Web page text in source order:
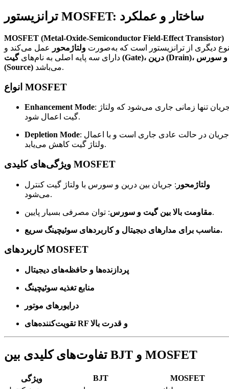
ترانزیستور MOSFET: ساختار و عملکرد
MOSFET (Metal-Oxide-Semiconductor Field-Effect Transistor)
نوع دیگری از ترانزیستور است که به‌صورت ولتاژ‌محور
عمل می‌کند و
دارای سه پایه اصلی به نام‌هایگیت (Gate)، درین (Drain)، و سورس
(Source)
می‌باشد.
انواع MOSFET
Enhancement Mode: جریان تنها زمانی جاری می‌شود که ولتاژ
گیت اعمال شود.
Depletion Mode: جریان در حالت عادی جاری است و با اعمال
ولتاژ گیت کاهش می‌یابد.
ویژگی‌های کلیدی MOSFET
ولتاژ‌محور : جریان بین درین و سورس با ولتاژ گیت کنترل
می‌شود.
مقاومت بالا بین گیت و سورس: توان مصرفی بسیار پایین.
مناسب برای مدارهای دیجیتال و کاربردهای سوئیچینگ سریع.
کاربردهای MOSFET
پردازنده‌ها و حافظه‌های دیجیتال
منابع تغذیه سوئیچینگ
درایورهای موتور
تقویت‌کننده‌های RF و قدرت بالا
تفاوت‌های کلیدی بین BJT و MOSFET
ویژگی BJT
MOSFET